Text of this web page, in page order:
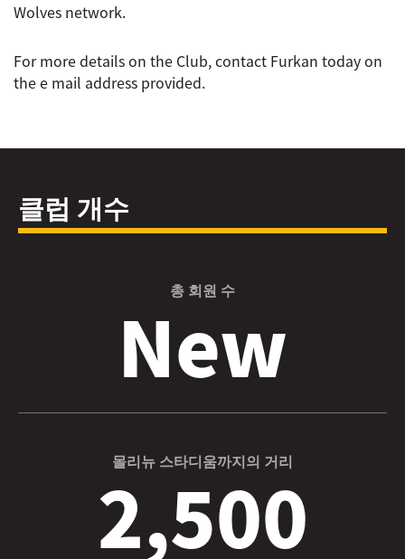
Wolves network.
For more details on the Club, contact Furkan today on
the e mail address provided.
클럽 개수
총 회원 수
New
몰리뉴 스타디움까지의 거리
2,500